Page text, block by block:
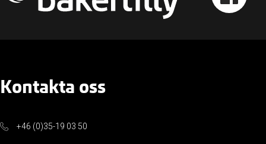
Kontakta oss
+46 (0)35-19 03 50